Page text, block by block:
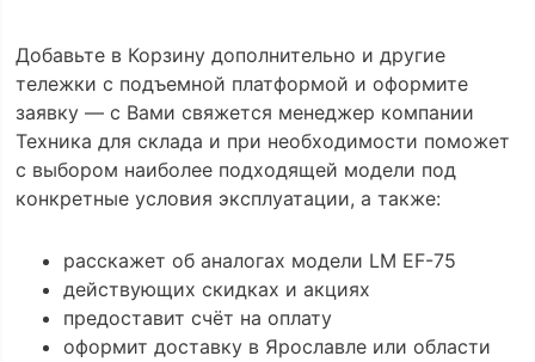
Добавьте в Корзину дополнительно и другие
тележки с подъемной платформой и оформите
заявку — с Вами свяжется менеджер компании
Техника для склада и при необходимости поможет
с выбором наиболее подходящей модели под
конкретные условия эксплуатации, а также:
расскажет об аналогах модели LM EF-75
действующих скидках и акциях
предоставит счёт на оплату
оформит доставку в Ярославле или области